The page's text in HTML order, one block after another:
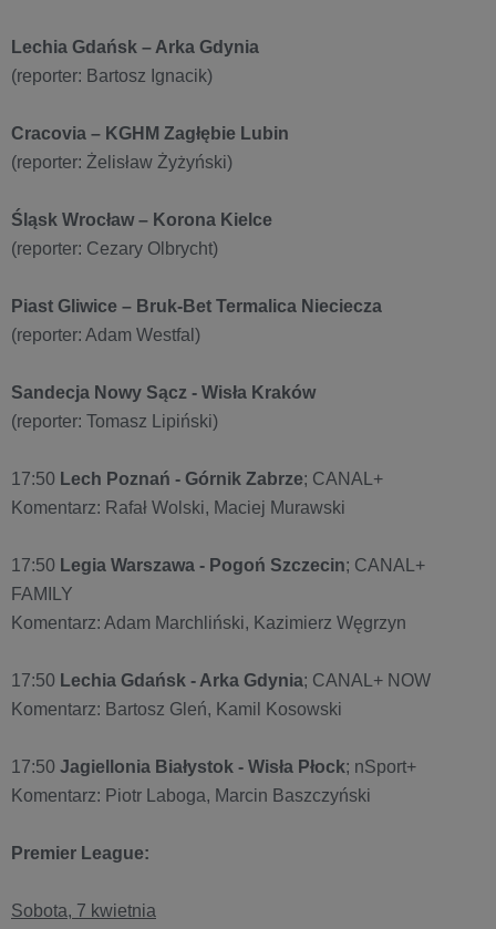
Lechia Gdańsk – Arka Gdynia
(reporter: Bartosz Ignacik)
Cracovia – KGHM Zagłębie Lubin
(reporter: Żelisław Żyżyński)
Śląsk Wrocław – Korona Kielce
(reporter: Cezary Olbrycht)
Piast Gliwice – Bruk-Bet Termalica Nieciecza
(reporter: Adam Westfal)
Sandecja Nowy Sącz - Wisła Kraków
(reporter: Tomasz Lipiński)
17:50 Lech Poznań - Górnik Zabrze; CANAL+
Komentarz: Rafał Wolski, Maciej Murawski
17:50 Legia Warszawa - Pogoń Szczecin; CANAL+
FAMILY
Komentarz: Adam Marchliński, Kazimierz Węgrzyn
17:50 Lechia Gdańsk - Arka Gdynia; CANAL+ NOW
Komentarz: Bartosz Gleń, Kamil Kosowski
17:50 Jagiellonia Białystok - Wisła Płock; nSport+
Komentarz: Piotr Laboga, Marcin Baszczyński
Premier League:
Sobota, 7 kwietnia